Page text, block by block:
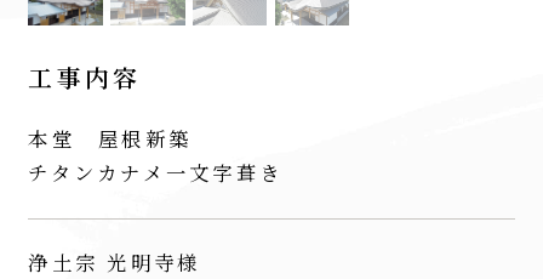
工事内容
本堂 屋根新築
チタンカナメ一文字葺き
浄土宗 光明寺様